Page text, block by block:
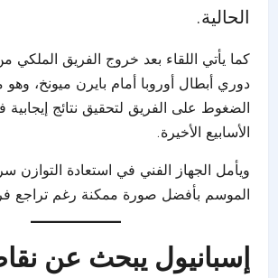
الحالية.
كما يأتي اللقاء بعد خروج الفريق الملكي
دوري أبطال أوروبا أمام بايرن ميونخ، وهو
الضغوط على الفريق لتحقيق نتائج إيجابية
الأسابيع الأخيرة.
ويأمل الجهاز الفني في استعادة التوازن
الموسم بأفضل صورة ممكنة رغم تراجع
إسبانيول يبحث عن